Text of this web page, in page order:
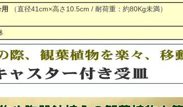
（直径41cm×高さ10.5cm / 耐荷重：約80Kg未満）